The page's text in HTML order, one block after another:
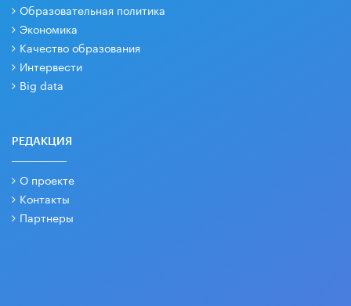
Образовательная политика
Экономика
Качество образования
Интервести
Big data
РЕДАКЦИЯ
О проекте
Контакты
Партнеры